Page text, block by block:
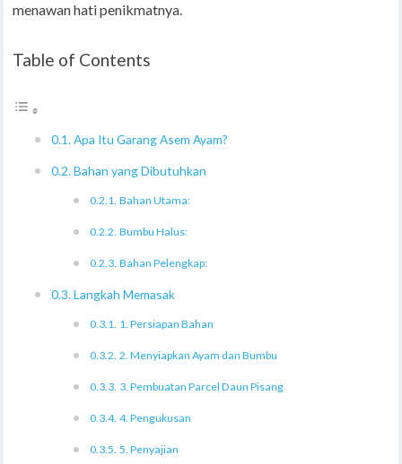
menawan hati penikmatnya.
Table of Contents
Apa Itu Garang Asem Ayam?
Bahan yang Dibutuhkan
Bahan Utama:
Bumbu Halus:
Bahan Pelengkap:
Langkah Memasak
1. Persiapan Bahan
2. Menyiapkan Ayam dan Bumbu
3. Pembuatan Parcel Daun Pisang
4. Pengukusan
5. Penyajian